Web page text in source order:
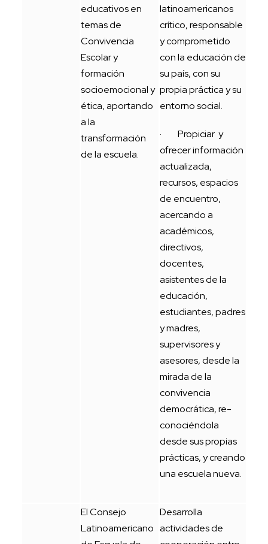
educativos en
temas de
Convivencia
Escolar y
formación
socioemocional y
ética, aportando
a la
transformación
de la escuela.
latinoamericanos
crítico, responsable
y comprometido
con la educación de
su país, con su
propia práctica y su
entorno social.
· Propiciar y
ofrecer información
actualizada,
recursos, espacios
de encuentro,
acercando a
académicos,
directivos,
docentes,
asistentes de la
educación,
estudiantes, padres
y madres,
supervisores y
asesores, desde la
mirada de la
convivencia
democrática, re-
conociéndola
desde sus propias
prácticas, y creando
una escuela nueva.
El Consejo
Latinoamericano
Desarrolla
actividades de